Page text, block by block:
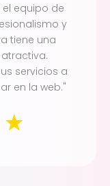
equipo de
y
tiene una
servicios a
en la web."
☆